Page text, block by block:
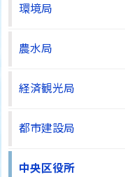
環境局
農水局
経済観光局
都市建設局
中央区役所